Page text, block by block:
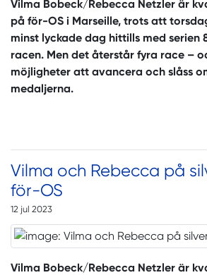
Vilma Bobeck/Rebecca Netzler är
på för-OS i Marseille, trots att
minst lyckade dag hittills med serien
racen. Men det återstår fyra race –
möjligheter att avancera och slåss
medaljerna.
Vilma och Rebecca på
för-OS
12 jul 2023
Vilma Bobeck/Rebecca Netzler är